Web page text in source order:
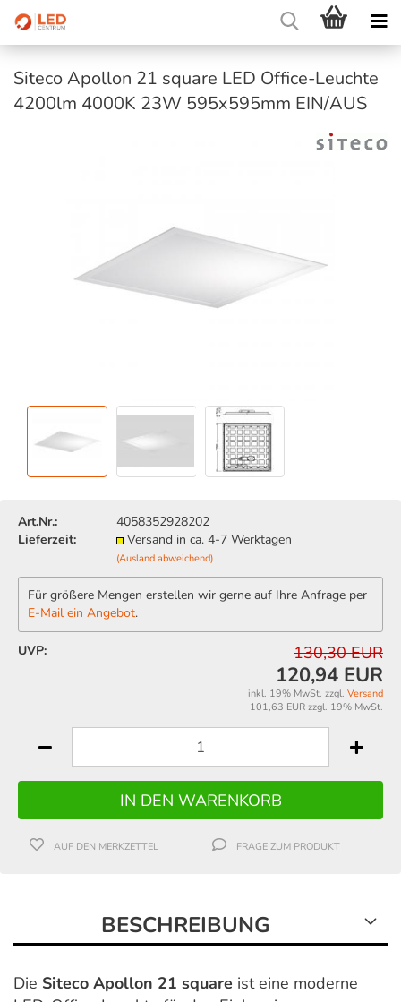
Siteco Apollon 21 square LED Office-Leuchte
4200lm 4000K 23W 595x595mm EIN/AUS
Art.Nr.:
4058352928202
Lieferzeit:
Versand in ca. 4-7 Werktagen
(Ausland abweichend)
Für größere Mengen erstellen wir gerne auf Ihre Anfrage per
E-Mail ein Angebot.
UVP: 130,30 EUR
120,94 EUR
inkl. 19% MwSt. zzgl. Versand
101,63 EUR zzgl. 19% MwSt.
AUF DEN MERKZETTEL FRAGE ZUM PRODUKT
BESCHREIBUNG
Die Siteco Apollon 21 square ist eine moderne